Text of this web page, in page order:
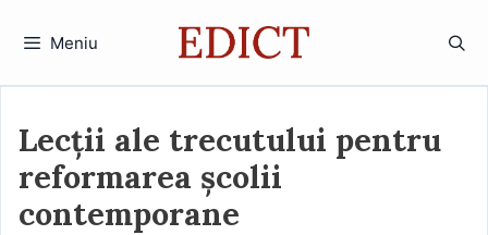
Meniu
Lecții ale trecutului pentru
reformarea școlii
contemporane